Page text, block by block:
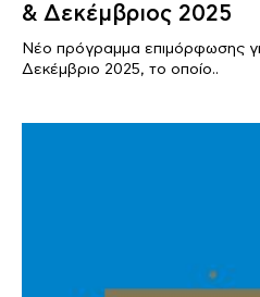
& Δεκέμβριος 2025
Νέο πρόγραμμα επιμόρφωσης
Δεκέμβριο 2025, το οποίο..